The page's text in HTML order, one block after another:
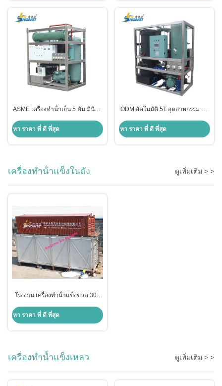
ASME เครื่องทําน้ําเย็น 5 ตัน มินิทุบ
หา ราคา ที่ ดี ที่สุด
ODM อัตโนมัติ 5T อุตสาหกรรม มินิ
Cooling Condenser
หา ราคา ที่ ดี ที่สุด
เครื่องทําน้ําแข็งในถัง ดูเพิ่มเติม > >
โรงงาน เครื่องทําน้ําแข็งขวด 30T
คอนกรีต
หา ราคา ที่ ดี ที่สุด
เครื่องทำน้ำแข็งเหลว ดูเพิ่มเติม > >